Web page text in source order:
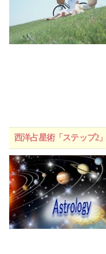
西洋占星術「ステップ2